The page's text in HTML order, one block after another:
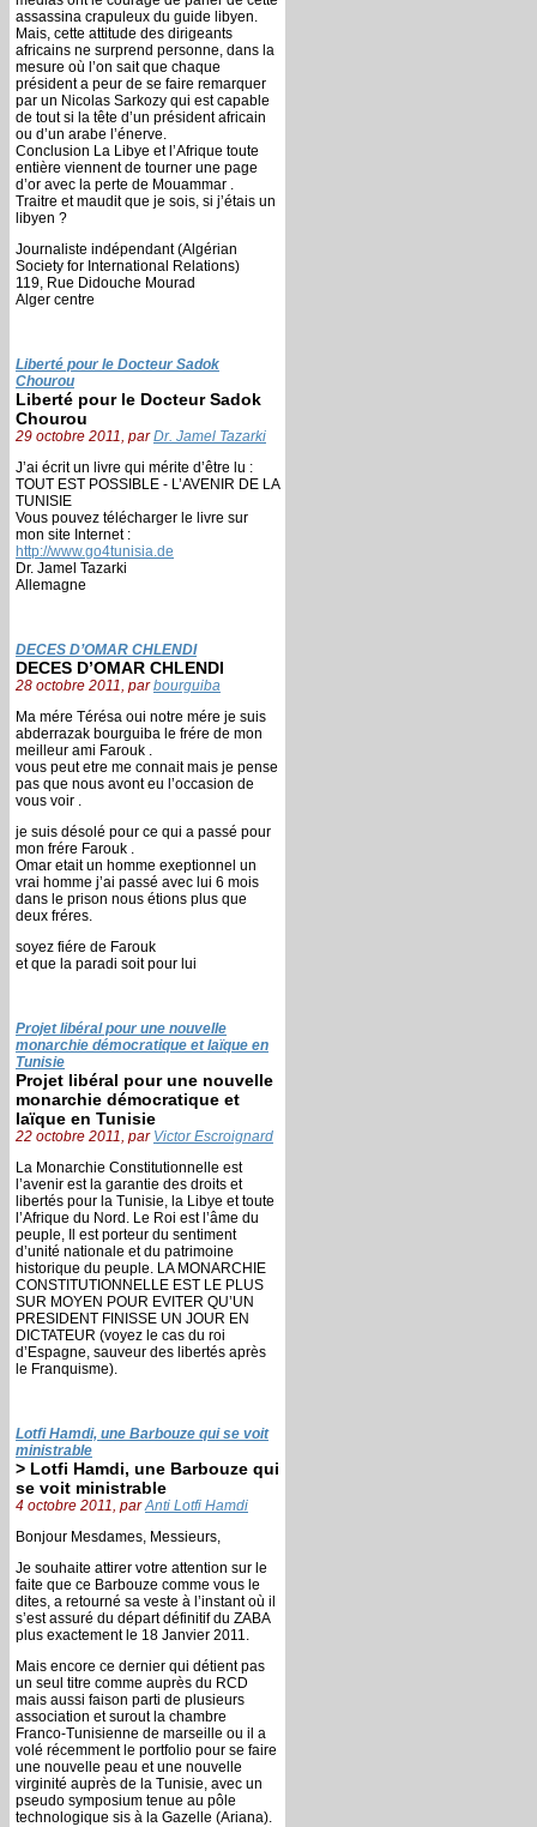
assassina crapuleux du guide libyen.
Mais, cette attitude des dirigeants
africains ne surprend personne, dans la
mesure où l’on sait que chaque
président a peur de se faire remarquer
par un Nicolas Sarkozy qui est capable
de tout si la tête d’un président africain
ou d’un arabe l’énerve.
Conclusion La Libye et l’Afrique toute
entière viennent de tourner une page
d’or avec la perte de Mouammar .
Traitre et maudit que je sois, si j’étais un
libyen ?
Journaliste indépendant (Algérian
Society for International Relations)
119, Rue Didouche Mourad
Alger centre
Liberté pour le Docteur Sadok
Chourou
Liberté pour le Docteur Sadok
Chourou
29 octobre 2011, parDr. Jamel Tazarki
J’ai écrit un livre qui mérite d’être lu :
TOUT EST POSSIBLE - L’AVENIR DE LA
TUNISIE
Vous pouvez télécharger le livre sur
mon site Internet :
http://www.go4tunisia.de
Dr. Jamel Tazarki
Allemagne
DECES D’OMAR CHLENDI
DECES D’OMAR CHLENDI
28 octobre 2011, parbourguiba
Ma mére Térésa oui notre mére je suis
abderrazak bourguiba le frére de mon
meilleur ami Farouk .
vous peut etre me connait mais je pense
pas que nous avont eu l’occasion de
vous voir .
je suis désolé pour ce qui a passé pour
mon frére Farouk .
Omar etait un homme exeptionnel un
vrai homme j’ai passé avec lui 6 mois
dans le prison nous étions plus que
deux fréres.
soyez fiére de Farouk
et que la paradi soit pour lui
Projet libéral pour une nouvelle
monarchie démocratique et laïque en
Tunisie
Projet libéral pour une nouvelle
monarchie démocratique et
laïque en Tunisie
22 octobre 2011, par Victor Escroignard
La Monarchie Constitutionnelle est
l’avenir est la garantie des droits et
libertés pour la Tunisie, la Libye et toute
l’Afrique du Nord. Le Roi est l’âme du
peuple, Il est porteur du sentiment
d’unité nationale et du patrimoine
historique du peuple. LA MONARCHIE
CONSTITUTIONNELLE EST LE PLUS
SUR MOYEN POUR EVITER QU’UN
PRESIDENT FINISSE UN JOUR EN
DICTATEUR (voyez le cas du roi
d’Espagne, sauveur des libertés après
le Franquisme).
Lotfi Hamdi, une Barbouze qui se voit
ministrable
> Lotfi Hamdi, une Barbouze qui
se voit ministrable
4 octobre 2011, parAnti Lotfi Hamdi
Bonjour Mesdames, Messieurs,
Je souhaite attirer votre attention sur le
faite que ce Barbouze comme vous le
dites, a retourné sa veste à l’instant où il
s’est assuré du départ définitif du ZABA
plus exactement le 18 Janvier 2011.
Mais encore ce dernier qui détient pas
un seul titre comme auprès du RCD
mais aussi faison parti de plusieurs
association et surout la chambre
Franco-Tunisienne de marseille ou il a
volé récemment le portfolio pour se faire
une nouvelle peau et une nouvelle
virginité auprès de la Tunisie, avec un
pseudo symposium tenue au pôle
technologique sis à la Gazelle (Ariana).